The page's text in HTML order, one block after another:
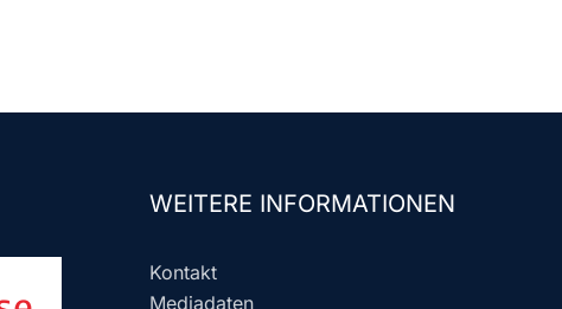
WEITERE INFORMATIONEN
Kontakt
Mediadaten